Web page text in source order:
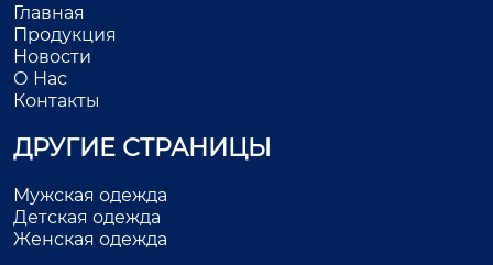
Главная
Продукция
Новости
О Нас
Контакты
ДРУГИЕ СТРАНИЦЫ
Мужская одежда
Детская одежда
Женская одежда